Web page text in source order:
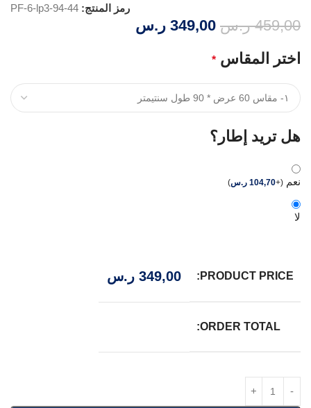
رمز المنتج: 44-PF-6-lp3-94
459,00 ر.س 349,00 ر.س
اختر المقاس *
هل تريد إطار؟
نعم (
+
104,70 ر.س)
لا
PRODUCT PRICE:
349,00 ر.س
ORDER TOTAL: